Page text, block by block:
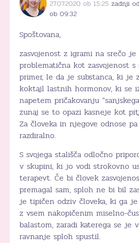
27.07.2020 ob 15:25 zadnji
ob 09:32
Spoštovana,
zasvojenost z igrami na srečo
problematična kot zasvojenost s
primer, le da je substanca, ki je
koktajl lastnih hormonov, ki se
napetem pričakovanju
zunaj se to opazi kasneje kot
Za človeka in njegove odnose
razdiralno.
S svojega stališča odločno
v skupini, ki jo vodi strokovno
terapevt. Če bi človek
premagal sam, sploh ne bi bil
je tipičen odziv človeka, ki ga
z vsem nakopičenim miselno-
balastom, zaradi katerega se je
ravnanje sploh spustil.